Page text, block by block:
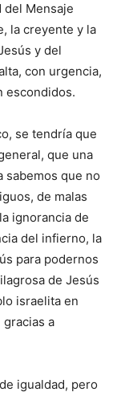
Mensaje
la creyente y la
y del
con urgencia,
escondidos.
se tendría que
que una
sabemos que no
de malas
ignorancia de
del infierno, la
para podernos
de Jesús
israelita en
a
igualdad, pero